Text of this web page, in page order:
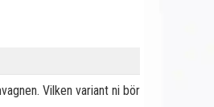
Vilken variant ni bör